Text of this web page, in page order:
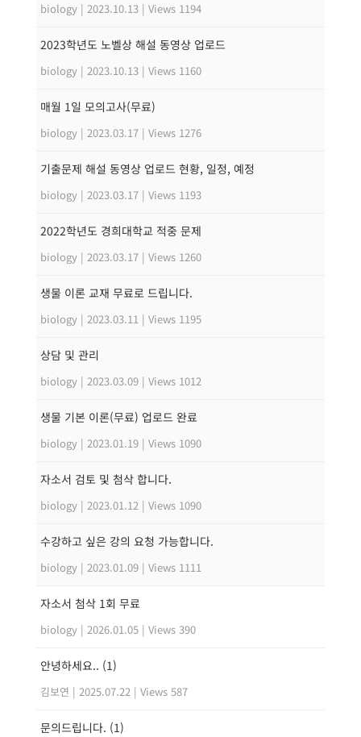
biology | 2023.10.13 | Views 1194
2023학년도 노벨상 해설 동영상 업로드
biology | 2023.10.13 | Views 1160
매월 1일 모의고사(무료)
biology | 2023.03.17 | Views 1276
기출문제 해설 동영상 업로드 현황, 일정, 예정
biology | 2023.03.17 | Views 1193
2022학년도 경희대학교 적중 문제
biology | 2023.03.17 | Views 1260
생물 이론 교재 무료로 드립니다.
biology | 2023.03.11 | Views 1195
상담 및 관리
biology | 2023.03.09 | Views 1012
생물 기본 이론(무료) 업로드 완료
biology | 2023.01.19 | Views 1090
자소서 검토 및 첨삭 합니다.
biology | 2023.01.12 | Views 1090
수강하고 싶은 강의 요청 가능합니다.
biology | 2023.01.09 | Views 1111
자소서 첨삭 1회 무료
biology | 2026.01.05 | Views 390
안녕하세요.. (1)
김보연 | 2025.07.22 | Views 587
문의드립니다. (1)